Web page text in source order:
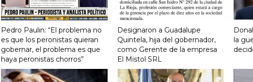
Pedro Paulin: “El problema no
es que los peronistas quieran
gobernar, el problema es que
haya peronistas chorros”
Designaron a Guadalupe
Quintela, hija del gobernador,
como Gerente de la empresa
El Mistol SRL
la